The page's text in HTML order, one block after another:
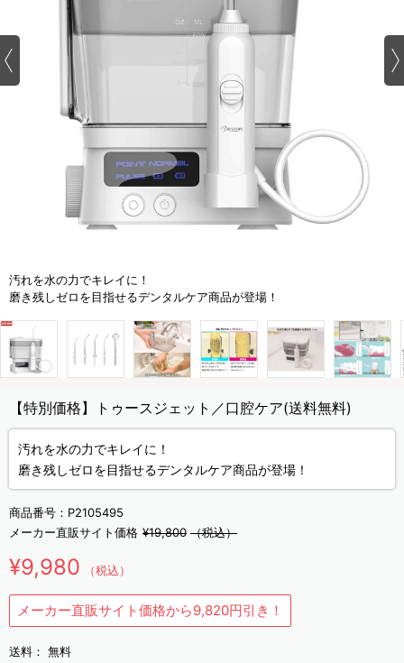
汚れを水の力でキレイに！
磨き残しゼロを目指せるデンタルケア商品が登場！
【特別価格】トゥースジェット／口腔ケア(送料無料)
汚れを水の力でキレイに！
磨き残しゼロを目指せるデンタルケア商品が登場！
商品番号： P2105495
メーカー直販サイト価格 ¥19,800 （税込）
¥9,980 （税込）
メーカー直販サイト価格から9,820円引き！
送料： 無料